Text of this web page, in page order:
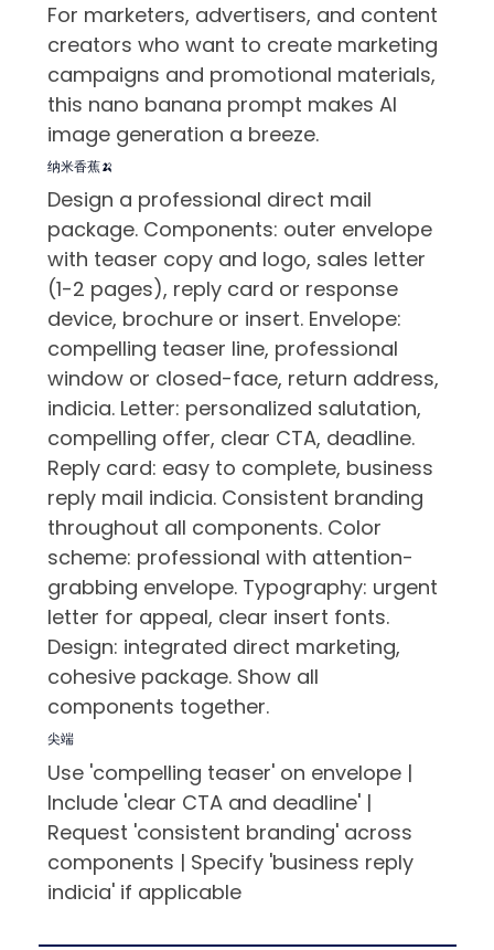
For marketers, advertisers, and content
creators who want to create marketing
campaigns and promotional materials,
this nano banana prompt makes AI
image generation a breeze.
纳米香蕉🍌
Design a professional direct mail
package. Components: outer envelope
with teaser copy and logo, sales letter
(1-2 pages), reply card or response
device, brochure or insert. Envelope:
compelling teaser line, professional
window or closed-face, return address,
indicia. Letter: personalized salutation,
compelling offer, clear CTA, deadline.
Reply card: easy to complete, business
reply mail indicia. Consistent branding
throughout all components. Color
scheme: professional with attention-
grabbing envelope. Typography: urgent
letter for appeal, clear insert fonts.
Design: integrated direct marketing,
cohesive package. Show all
components together.
尖端
Use 'compelling teaser' on envelope |
Include 'clear CTA and deadline' |
Request 'consistent branding' across
components | Specify 'business reply
indicia' if applicable